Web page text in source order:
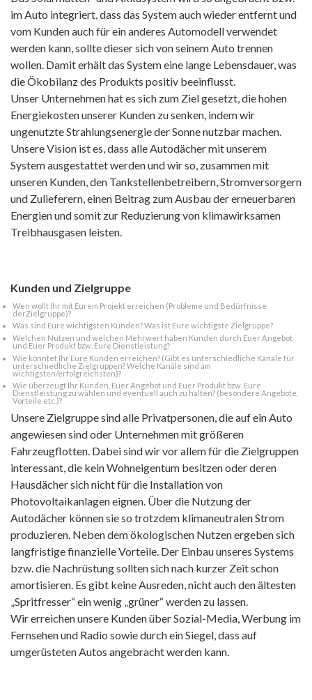
im Auto integriert, dass das System auch wieder entfernt und
vom Kunden auch für ein anderes Automodell verwendet
werden kann, sollte dieser sich von seinem Auto trennen
wollen. Damit erhält das System eine lange Lebensdauer, was
die Ökobilanz des Produkts positiv beeinflusst.
Unser Unternehmen hat es sich zum Ziel gesetzt, die hohen
Energiekosten unserer Kunden zu senken, indem wir
ungenutzte Strahlungsenergie der Sonne nutzbar machen.
Unsere Vision ist es, dass alle Autodächer mit unserem
System ausgestattet werden und wir so, zusammen mit
unseren Kunden, den Tankstellenbetreibern, Stromversorgern
und Zulieferern, einen Beitrag zum Ausbau der erneuerbaren
Energien und somit zur Reduzierung von klimawirksamen
Treibhausgasen leisten.
Kunden und Zielgruppe
Wen wollt Ihr mit Eurem Projekt erreichen (Probleme und Bedürfnisse
derZielgruppe)?
Was sind Eure wichtigsten Kunden? Was ist Eure wichtigste Zielgruppe?
Welchen Nutzen und welchen Mehrwert haben Kunden durch Euer Angebot
und Euer Produkt bzw. Eure Dienstleistung?
Wie könntet Ihr Eure Kunden erreichen? (Gibt es unterschiedliche Kanäle für
unterschiedliche Zielgruppen? Welche Kanäle sind am
wichtigsten/erfolgreichsten)?
Wie überzeugt Ihr Kunden, Euer Angebot und Euer Produkt bzw. Eure
Dienstleistung zu wählen und eventuell auch zu halten? (besondere Angebote,
Vorteile etc.)?
Unsere Zielgruppe sind alle Privatpersonen, die auf ein Auto
angewiesen sind oder Unternehmen mit größeren
Fahrzeugflotten. Dabei sind wir vor allem für die Zielgruppen
interessant, die kein Wohneigentum besitzen oder deren
Hausdächer sich nicht für die Installation von
Photovoltaikanlagen eignen. Über die Nutzung der
Autodächer können sie so trotzdem klimaneutralen Strom
produzieren. Neben dem ökologischen Nutzen ergeben sich
langfristige finanzielle Vorteile. Der Einbau unseres Systems
bzw. die Nachrüstung sollten sich nach kurzer Zeit schon
amortisieren. Es gibt keine Ausreden, nicht auch den ältesten
„Spritfresser“ ein wenig „grüner“ werden zu lassen.
Wir erreichen unsere Kunden über Sozial-Media, Werbung im
Fernsehen und Radio sowie durch ein Siegel, dass auf
umgerüsteten Autos angebracht werden kann.